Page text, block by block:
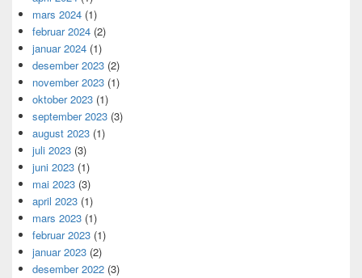
mars 2024 (1)
februar 2024 (2)
januar 2024 (1)
desember 2023 (2)
november 2023 (1)
oktober 2023 (1)
september 2023 (3)
august 2023 (1)
juli 2023 (3)
juni 2023 (1)
mai 2023 (3)
april 2023 (1)
mars 2023 (1)
februar 2023 (1)
januar 2023 (2)
desember 2022 (3)